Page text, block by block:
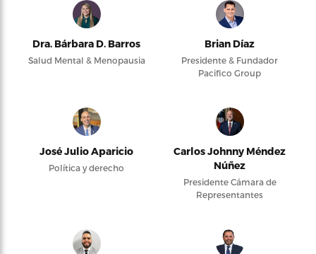
Dra. Bárbara D. Barros
Salud Mental & Menopausia
Brian Díaz
Presidente & Fundador
Pacifico Group
José Julio Aparicio
Política y derecho
Carlos Johnny Méndez
Núñez
Presidente Cámara de
Representantes